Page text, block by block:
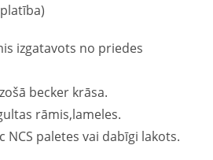
izgatavots no priedes
becker krāsa.
rāmis,lameles.
NCS paletes vai dabīgi lakots.